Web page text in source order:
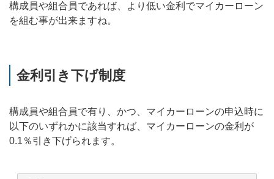
構成員や組合員であれば、より低い金利でマイカーローン
を組む事が出来ますね。
金利引き下げ制度
構成員や組合員で有り、かつ、マイカーローンの申込時に
以下のいずれかに該当すれば、マイカーローンの金利が
0.1％引き下げられます。